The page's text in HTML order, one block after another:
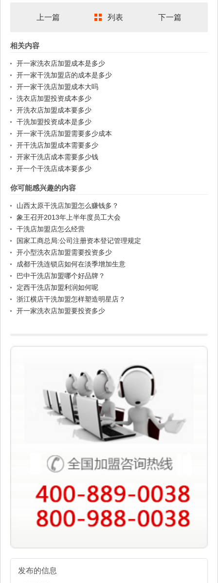
上一篇 列表 下一篇
相关内容
开一家洗衣店加盟成本是多少
开一家干洗加盟店的成本是多少
开一家干洗店加盟成本大吗
洗衣店加盟投资成本多少
开洗衣店加盟成本要多少
干洗加盟投资成本是多少
开一家干洗店加盟需要多少成本
开干洗店加盟成本需要多少
开家干洗店成本需要多少钱
开一个干洗店成本要多少
你可能感兴趣的内容
山西太原干洗店加盟怎么赚钱多？
象王召开2013年上半年度员工大会
干洗店加盟店怎么经营
国家工商总局:公司注册资本登记管理规定
开小型洗衣店加盟需要投资多少
成都干洗连锁店如何在淡季增加生意
巴中干洗店加盟哪个好品牌？
定西干洗店加盟利润如何呢
浙江横店干洗加盟怎样塑造明星店？
开一家洗衣店加盟要投资多少
发布的信息